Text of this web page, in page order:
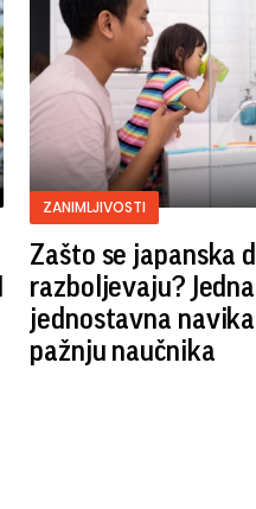
ZANIMLJIVOSTI
Zašto se japanska
razboljevaju? Jedna
jednostavna
pažnju naučnika